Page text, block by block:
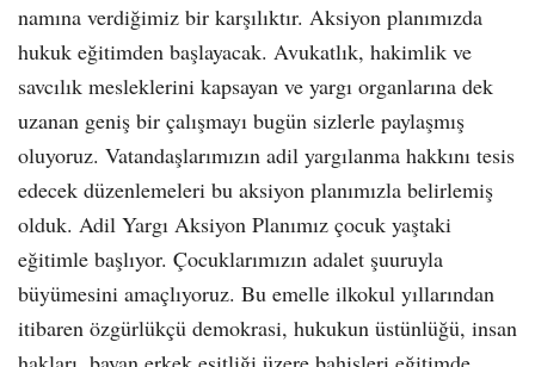
namına verdiğimiz bir karşılıktır. Aksiyon planımızda
hukuk eğitimden başlayacak. Avukatlık, hakimlik ve
savcılık mesleklerini kapsayan ve yargı organlarına dek
uzanan geniş bir çalışmayı bugün sizlerle paylaşmış
oluyoruz. Vatandaşlarımızın adil yargılanma hakkını tesis
edecek düzenlemeleri bu aksiyon planımızla belirlemiş
olduk. Adil Yargı Aksiyon Planımız çocuk yaştaki
eğitimle başlıyor. Çocuklarımızın adalet şuuruyla
büyümesini amaçlıyoruz. Bu emelle ilkokul yıllarından
itibaren özgürlükçü demokrasi, hukukun üstünlüğü, insan